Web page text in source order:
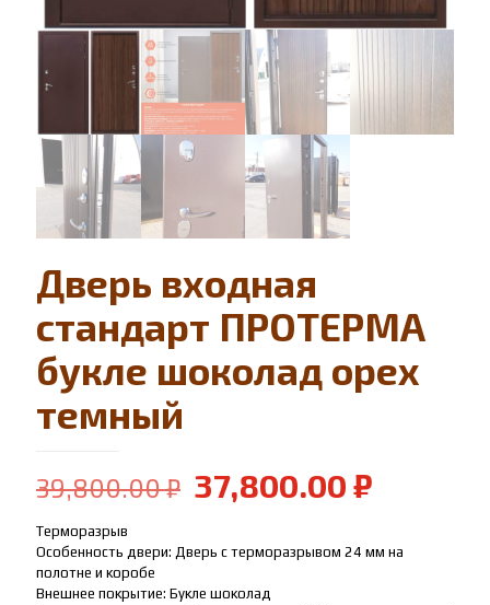
Дверь входная
стандарт ПРОТЕРМА
букле шоколад орех
темный
39,800.00₽ Первоначальная
цена
составляла
39,800.00 ₽.
37,800.00₽
Терморазрыв
Особенность двери: Дверь с терморазрывом 24 мм на
полотне и коробе
Внешнее покрытие: Букле шоколад